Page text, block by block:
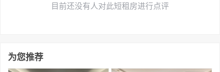
目前还没有人对此短租房进行点评
为您推荐